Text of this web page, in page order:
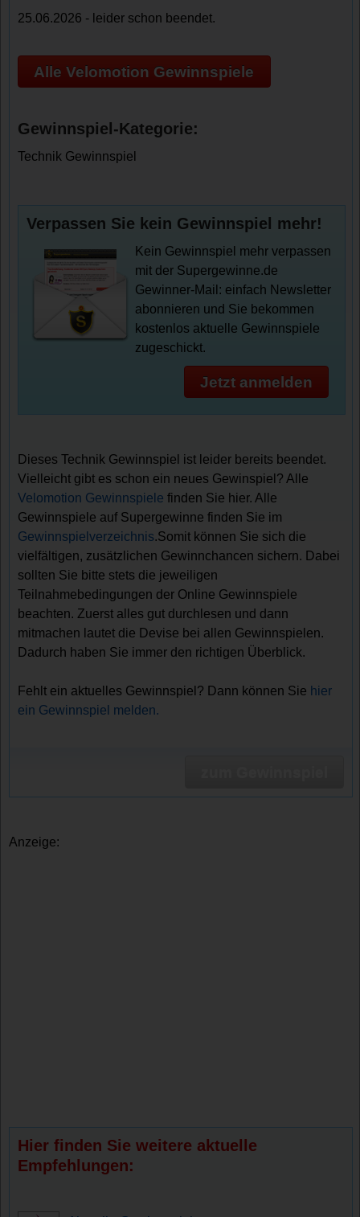
25.06.2026 - leider schon beendet.
Alle Velomotion Gewinnspiele
Gewinnspiel-Kategorie:
Technik Gewinnspiel
Verpassen Sie kein Gewinnspiel mehr!
Kein Gewinnspiel mehr verpassen
mit der Supergewinne.de
Gewinner-Mail: einfach Newsletter
abonnieren und Sie bekommen
kostenlos aktuelle Gewinnspiele
zugeschickt.
Jetzt anmelden
Dieses Technik Gewinnspiel ist leider bereits beendet.
Vielleicht gibt es schon ein neues Gewinspiel? Alle
Velomotion Gewinnspiele finden Sie hier. Alle
Gewinnspiele auf Supergewinne finden Sie im
Gewinnspielverzeichnis.Somit können Sie sich die
vielfältigen, zusätzlichen Gewinnchancen sichern. Dabei
sollten Sie bitte stets die jeweiligen
Teilnahmebedingungen der Online Gewinnspiele
beachten. Zuerst alles gut durchlesen und dann
mitmachen lautet die Devise bei allen Gewinnspielen.
Dadurch haben Sie immer den richtigen Überblick.
Fehlt ein aktuelles Gewinnspiel? Dann können Sie hier
ein Gewinnspiel melden.
Anzeige:
Hier finden Sie weitere aktuelle
Empfehlungen: